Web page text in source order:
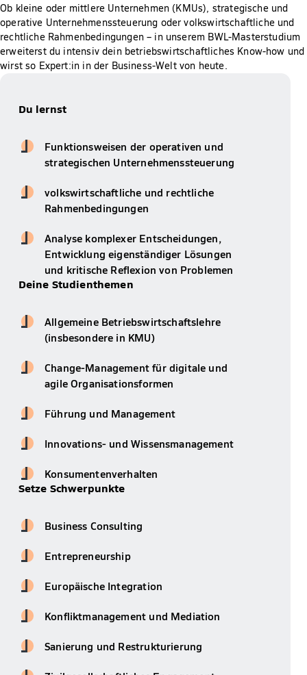
Ob kleine oder mittlere Unternehmen (KMUs), strategische und
operative Unternehmenssteuerung oder volkswirtschaftliche und
rechtliche Rahmenbedingungen – in unserem BWL-Masterstudium
erweiterst du intensiv dein betriebswirtschaftliches Know-how und
wirst so Expert:in in der Business-Welt von heute.
Du lernst
Funktionsweisen der operativen und
strategischen Unternehmenssteuerung
volkswirtschaftliche und rechtliche
Rahmenbedingungen
Analyse komplexer Entscheidungen,
Entwicklung eigenständiger Lösungen
und kritische Reflexion von Problemen
Deine Studienthemen
Allgemeine Betriebswirtschaftslehre
(insbesondere in KMU)
Change-Management für digitale und
agile Organisationsformen
Führung und Management
Innovations- und Wissensmanagement
Konsumentenverhalten
Setze Schwerpunkte
Business Consulting
Entrepreneurship
Europäische Integration
Konfliktmanagement und Mediation
Sanierung und Restrukturierung